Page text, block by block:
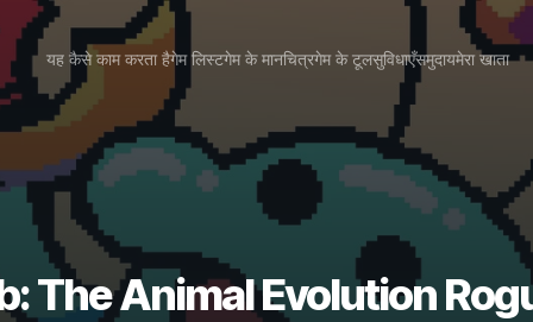
यह कैसे काम करता हैगेम लिस्टगेम के मानचित्रगेम के टूलसुविधाएँसमुदायमेरा खाता
The Animal Evolution